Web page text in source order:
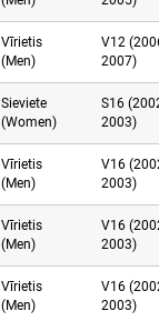
Vīrietis
(Men)
V12
2007)
Sieviete
(Women)
S16
2003)
Vīrietis
(Men)
V16
2003)
Vīrietis
(Men)
V16
2003)
Vīrietis
(Men)
V16
2003)